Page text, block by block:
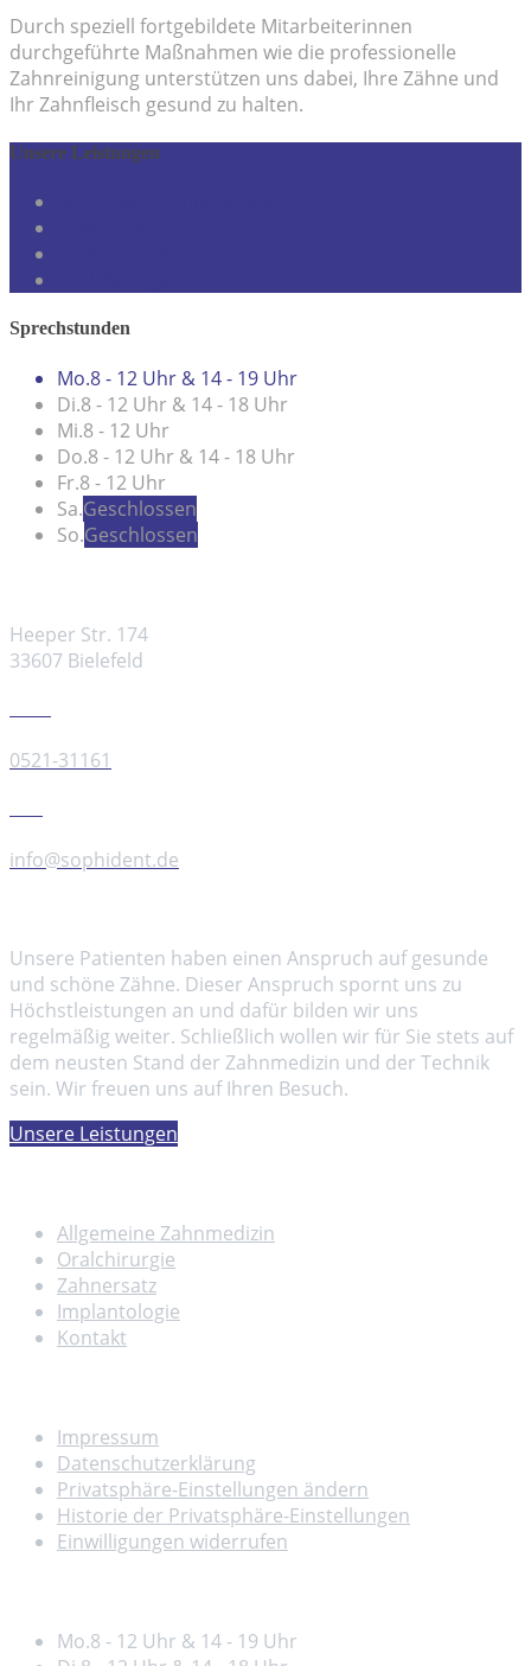
Durch speziell fortgebildete Mitarbeiterinnen
durchgeführte Maßnahmen wie die professionelle
Zahnreinigung unterstützen uns dabei, Ihre Zähne und
Ihr Zahnfleisch gesund zu halten.
Unsere Leistungen
Sprechstunden
Mo.8 - 12 Uhr & 14 - 19 Uhr
Di.8 - 12 Uhr & 14 - 18 Uhr
Mi.8 - 12 Uhr
Do.8 - 12 Uhr & 14 - 18 Uhr
Fr.8 - 12 Uhr
Sa.Geschlossen
So.Geschlossen
Heeper Str. 174
33607 Bielefeld
0521-31161
info@sophident.de
Unsere Patienten haben einen Anspruch auf gesunde
und schöne Zähne. Dieser Anspruch spornt uns zu
Höchstleistungen an und dafür bilden wir uns
regelmäßig weiter. Schließlich wollen wir für Sie stets auf
dem neusten Stand der Zahnmedizin und der Technik
sein. Wir freuen uns auf Ihren Besuch.
Unsere Leistungen
Allgemeine Zahnmedizin
Oralchirurgie
Zahnersatz
Implantologie
Kontakt
Impressum
Datenschutzerklärung
Privatsphäre-Einstellungen ändern
Historie der Privatsphäre-Einstellungen
Einwilligungen widerrufen
Mo.8 - 12 Uhr & 14 - 19 Uhr